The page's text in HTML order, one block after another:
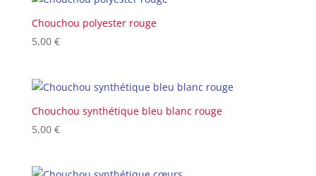
Chouchou polyester rouge
5,00 €
Chouchou synthétique bleu blanc rouge
5,00 €